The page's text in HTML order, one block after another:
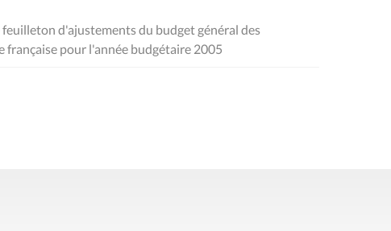
d'ajustements du budget général des
française pour l'année budgétaire 2005